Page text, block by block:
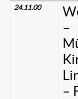
24.11.00
–
–